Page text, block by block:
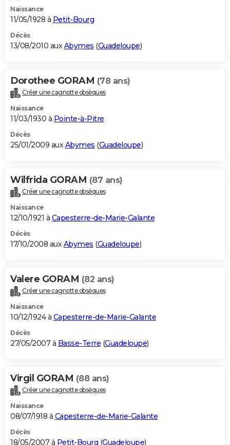
Naissance
11/05/1928 à Petit-Bourg
Décès
13/08/2010 auxAbymes (Guadeloupe)
Dorothee GORAM (78 ans)
Créer une cagnotte obsèques
Naissance
11/03/1930 à Pointe-à-Pitre
Décès
25/01/2009 auxAbymes (Guadeloupe)
Wilfrida GORAM (87 ans)
Créer une cagnotte obsèques
Naissance
12/10/1921 à Capesterre-de-Marie-Galante
Décès
17/10/2008 auxAbymes (Guadeloupe)
Valere GORAM (82 ans)
Créer une cagnotte obsèques
Naissance
10/12/1924 à Capesterre-de-Marie-Galante
Décès
27/05/2007 à Basse-Terre (Guadeloupe)
Virgil GORAM (88 ans)
Créer une cagnotte obsèques
Naissance
08/07/1918 à Capesterre-de-Marie-Galante
Décès
18/05/2007 à Petit-Bourg (Guadeloupe)